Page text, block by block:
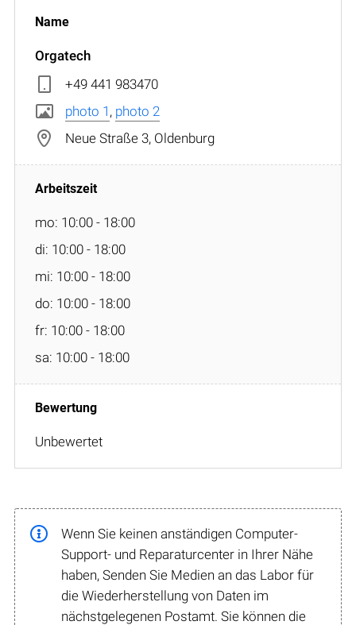
Orgatech
+49 441 983470
photo 1 , photo 2
Neue Straße 3, Oldenburg
mo: 10:00 - 18:00
di: 10:00 - 18:00
mi: 10:00 - 18:00
do: 10:00 - 18:00
fr: 10:00 - 18:00
sa: 10:00 - 18:00
Unbewertet
Wenn Sie keinen anständigen Computer-
Support- und Reparaturcenter in Ihrer Nähe
haben, Senden Sie Medien an das Labor für
die Wiederherstellung von Daten im
nächstgelegenen Postamt. Sie können die